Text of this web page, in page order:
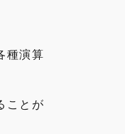
種演算
ことが